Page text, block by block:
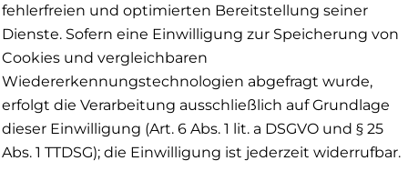
fehlerfreien und optimierten Bereitstellung seiner
Dienste. Sofern eine Einwilligung zur Speicherung von
Cookies und vergleichbaren
Wiedererkennungstechnologien abgefragt wurde,
erfolgt die Verarbeitung ausschließlich auf Grundlage
dieser Einwilligung (Art. 6 Abs. 1 lit. a DSGVO und § 25
Abs. 1 TTDSG); die Einwilligung ist jederzeit widerrufbar.